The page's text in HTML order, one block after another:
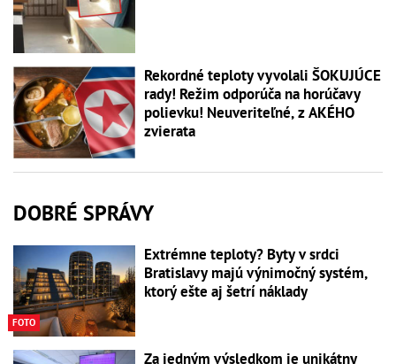
Rekordné teploty vyvolali ŠOKUJÚCE
rady! Režim odporúča na horúčavy
polievku! Neuveriteľné, z AKÉHO
zvierata
DOBRÉ SPRÁVY
FOTO
Extrémne teploty? Byty v srdci
Bratislavy majú výnimočný systém,
ktorý ešte aj šetrí náklady
Za jedným výsledkom je unikátny